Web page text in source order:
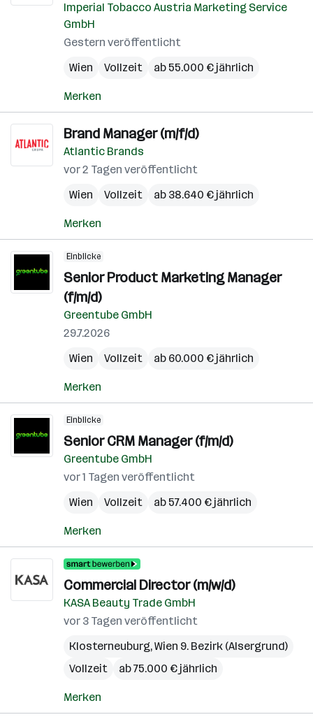
Imperial Tobacco Austria Marketing Service
GmbH
Gestern veröffentlicht
Wien
Vollzeit ab 55.000 € jährlich
Merken
Brand Manager (m/f/d)
Atlantic Brands
vor 2 Tagen veröffentlicht
Wien
Vollzeit ab 38.640 € jährlich
Merken
Einblicke
Senior Product Marketing Manager
(f/m/d)
Greentube GmbH
29.7.2026
Wien
Vollzeit ab 60.000 € jährlich
Merken
Einblicke
Senior CRM Manager (f/m/d)
Greentube GmbH
vor 1 Tagen veröffentlicht
Wien
Vollzeit ab 57.400 € jährlich
Merken
Commercial Director (m/w/d)
KASA Beauty Trade GmbH
vor 3 Tagen veröffentlicht
Klosterneuburg,Wien 9. Bezirk (Alsergrund)
Vollzeit
ab 75.000 € jährlich
Merken